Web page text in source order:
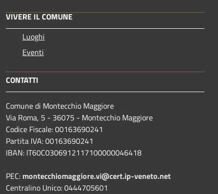
VIVERE IL COMUNE
Luoghi
Eventi
CONTATTI
Comune di Montecchio Maggiore
Via Roma, 5 - 36075 - Montecchio Maggiore
Codice Fiscale: 00163690241
Partita IVA: 00163690241
IBAN: IT60C0306912117100000046418
PEC: montecchiomaggiore.vi@cert.ip-veneto.net
Centralino Unico: 0444705601